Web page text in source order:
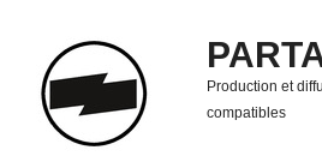
Production et
compatibles